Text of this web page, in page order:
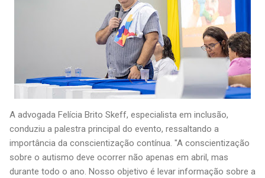
A advogada Felícia Brito Skeff, especialista em inclusão,
conduziu a palestra principal do evento, ressaltando a
importância da conscientização contínua. "A conscientização
sobre o autismo deve ocorrer não apenas em abril, mas
durante todo o ano. Nosso objetivo é levar informação sobre a